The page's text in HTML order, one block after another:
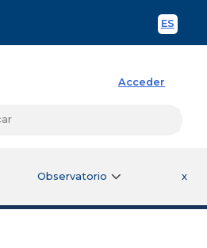
ES
Acceder
Observatorio x